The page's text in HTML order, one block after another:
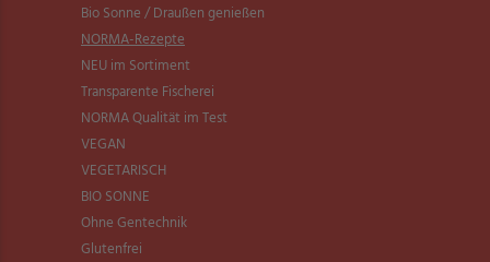
Bio Sonne / Draußen genießen
NORMA-Rezepte
NEU im Sortiment
Transparente Fischerei
NORMA Qualität im Test
VEGAN
VEGETARISCH
BIO SONNE
Ohne Gentechnik
Glutenfrei